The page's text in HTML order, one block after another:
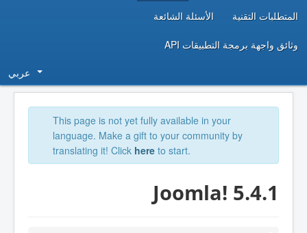
المتطلبات التقنية الأسئلة الشائعة
وثائق واجهة برمجة التطبيقات API
عربي
This page is not yet fully available in your
language. Make a gift to your community by
translating it! Click here to start.
Joomla! 5.4.1